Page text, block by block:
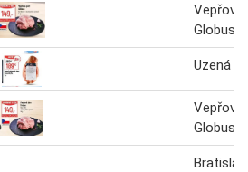
Vepřová
Globus
Uzená
Vepřová
Globus